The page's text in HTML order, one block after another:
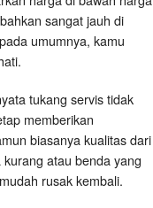
sangat jauh di
umumnya, kamu
tukang servis tidak
memberikan
biasanya kualitas dari
atau benda yang
rusak kembali.